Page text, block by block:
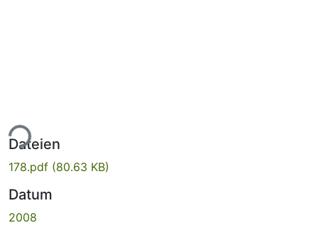
Dateien
178.pdf (80.63 KB)
Datum
2008